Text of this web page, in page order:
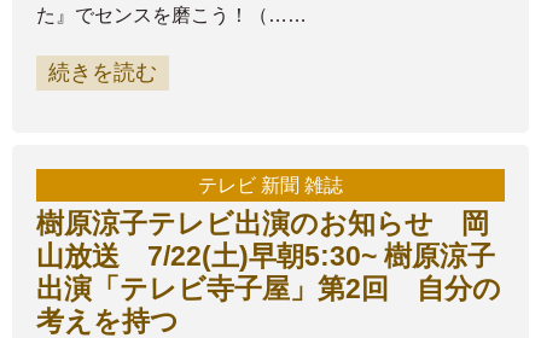
た』でセンスを磨こう！（……
続きを読む
テレビ 新聞 雑誌
樹原涼子テレビ出演のお知らせ 岡
山放送 7/22(土)早朝5:30~ 樹原涼子
出演「テレビ寺子屋」第2回 自分の
考えを持つ